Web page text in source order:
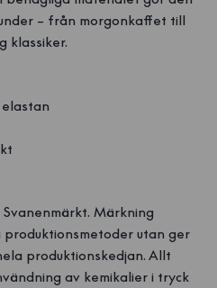
– från morgonkaffet till
klassiker.
Märkning
utan ger
produktionskedjan. Allt
av kemikalier i tryck